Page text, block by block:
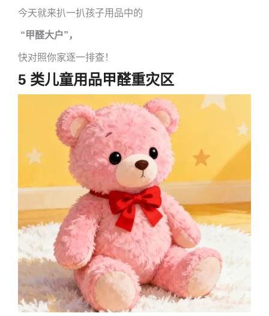
今天就来扒一扒孩子用品中的
“甲醛大户”，
快对照你家逐一排查！
5 类儿童用品甲醛重灾区